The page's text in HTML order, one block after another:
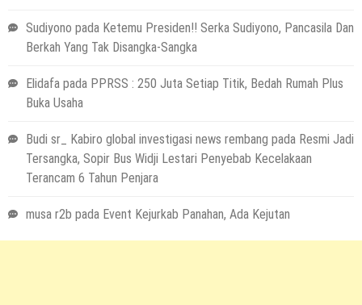
Sudiyono pada Ketemu Presiden!! Serka Sudiyono, Pancasila Dan
Berkah Yang Tak Disangka-Sangka
Elidafa pada PPRSS : 250 Juta Setiap Titik, Bedah Rumah Plus
Buka Usaha
Budi sr_ Kabiro global investigasi news rembang pada Resmi Jadi
Tersangka, Sopir Bus Widji Lestari Penyebab Kecelakaan
Terancam 6 Tahun Penjara
musa r2b pada Event Kejurkab Panahan, Ada Kejutan